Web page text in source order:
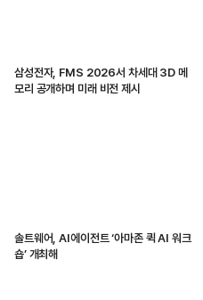
삼성전자, FMS 2026서 차세대 3D 메
모리 공개하며 미래 비전 제시
솔트웨어, AI에이전트 ‘아마존 퀵 AI 워크
숍’ 개최해